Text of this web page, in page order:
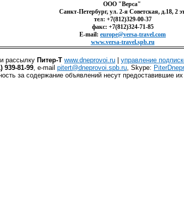
ООО "Верса"
Санкт-Петербург, ул. 2-я Советская, д.18, 2
тел: +7(812)329-00-37
факс: +7(812)324-71-85
E-mail: europe@versa-travel.com
www.versa-travel.spb.ru
рассылку Питер-Т www.dneprovoi.ru управление
939-81-99, е-mail pitert@dneprovoi.spb.ru, Skype: PiterDnepr
за содержание объявлений несут предоставившие